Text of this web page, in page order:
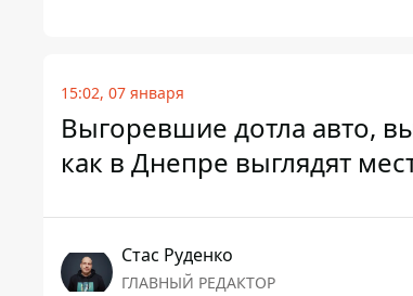
15:02, 07 января
Выгоревшие дотла авто,
как в Днепре выглядят
Стаc Руденко
ГЛАВНЫЙ РЕДАКТОР